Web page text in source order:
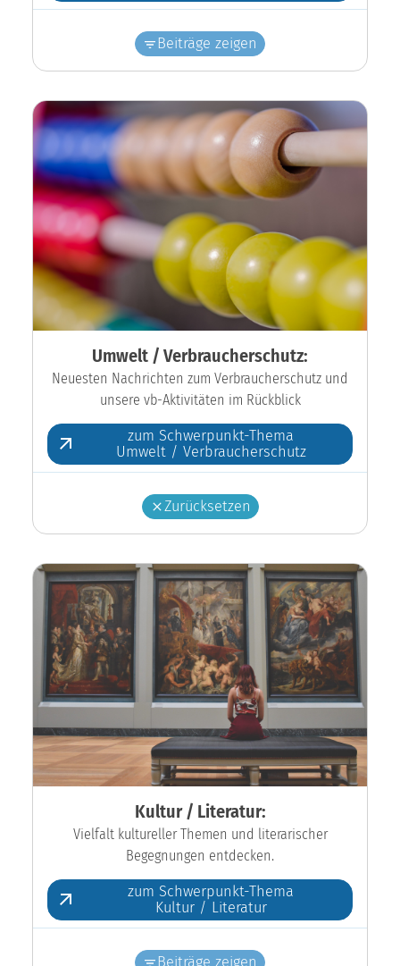
Beiträge zeigen
Umwelt / Verbraucherschutz:
Neuesten Nachrichten zum Verbraucherschutz und
unsere vb-Aktivitäten im Rückblick
zum Schwerpunkt-Thema
Umwelt / Verbraucherschutz
Zurücksetzen
Kultur / Literatur:
Vielfalt kultureller Themen und literarischer
Begegnungen entdecken.
zum Schwerpunkt-Thema
Kultur / Literatur
Beiträge zeigen